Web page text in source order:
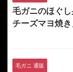
毛ガニのほぐ
チーズマヨ焼き
毛ガニ 通販